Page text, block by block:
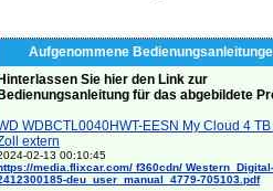
Aufgenommene
Hinterlassen Sie hier den Link zur
Bedienungsanleitung für das abgebildete
WDBCTL0040HWT-EESN My Cloud 4
extern
02-13 00:10:45
media.flixcar.com/ f360cdn/ Western_Digital-
deu_user_manual_4779-705103.pdf